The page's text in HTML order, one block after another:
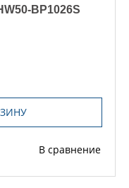
BP1026S
В сравнение